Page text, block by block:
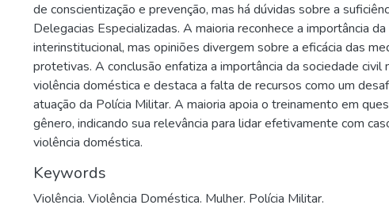
de conscientização e prevenção, mas há dúvidas sobre a
Delegacias Especializadas. A maioria reconhece a importância
interinstitucional, mas opiniões divergem sobre a eficácia das
protetivas. A conclusão enfatiza a importância da sociedade civil
violência doméstica e destaca a falta de recursos como um
atuação da Polícia Militar. A maioria apoia o treinamento em
gênero, indicando sua relevância para lidar efetivamente com
violência doméstica.
Keywords
Violência. Violência Doméstica. Mulher. Polícia Militar.